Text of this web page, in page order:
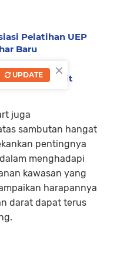
Pelatihan UEP
Baru
Dinilai Tidak
Listyo Sigit
juga
sambutan hangat
pentingnya
menghadapi
kawasan yang
harapannya
darat dapat terus
×
UPDATE